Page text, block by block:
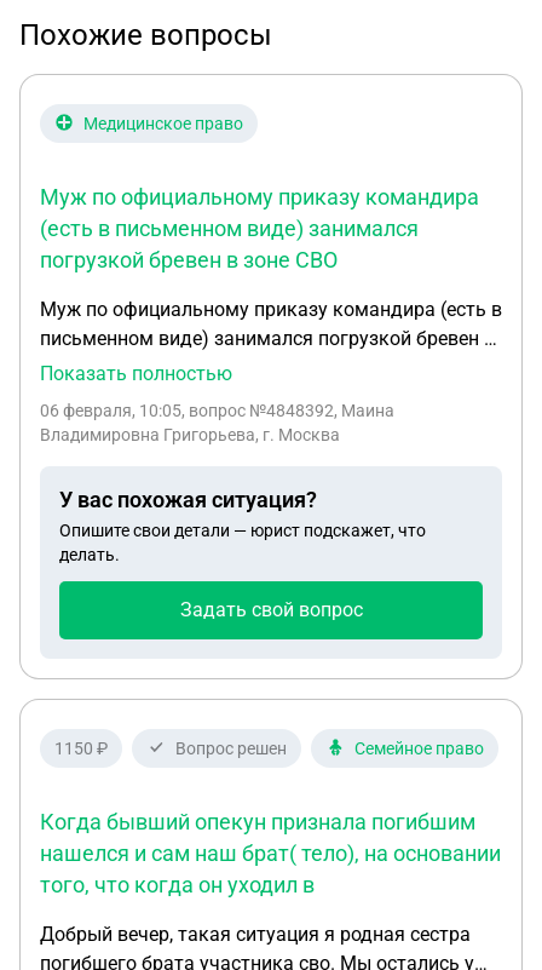
Похожие вопросы
Медицинское право
Муж по официальному приказу командира
(есть в письменном виде) занимался
погрузкой бревен в зоне СВО
Муж по официальному приказу командира (есть в
письменном виде) занимался погрузкой бревен в
зоне СВО. Бревно упало ему на стопу. Отлежал в
. Поставили перелом клиновидной кости . Рентген
Показать полностью
06 февраля, 10:05, вопрос №4848392, Маина
Владимировна Григорьева, г. Москва
У вас похожая ситуация?
Опишите свои детали — юрист подскажет, что
делать.
Задать свой вопрос
1150 ₽ Вопрос решен Семейное право
Когда бывший опекун признала погибшим
нашелся и сам наш брат( тело), на основании
того, что когда он уходил в
Добрый вечер, такая ситуация я родная сестра
погибшего брата участника сво. Мы остались у